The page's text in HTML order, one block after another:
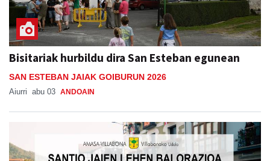
Bisitariak hurbildu dira San Esteban egunean
SAN ESTEBAN JAIAK GOIBURUN 2026
Aiurri abu 03 ANDOAIN